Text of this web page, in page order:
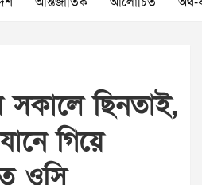
সকালে ছিনতাই,
গিয়ে
ওসি